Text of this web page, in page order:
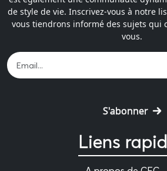
de style de vie. Inscrivez-vous à notre
vous tiendrons informé des sujets qui
vous.
S'abonner
Liens